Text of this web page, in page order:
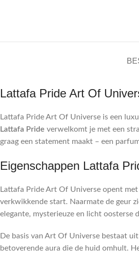
Lattafa Pride Art Of
Lattafa Pride Art Of Universe is een
Lattafa Pride verwelkomt je met een
graag een statement maakt – een
Eigenschappen Lattafa
Lattafa Pride Art Of Universe opent
verkwikkende start. Naarmate de geur
elegante, mysterieuze en licht
De basis van Art Of Universe bestaat
betoverende aura die de huid omhult.